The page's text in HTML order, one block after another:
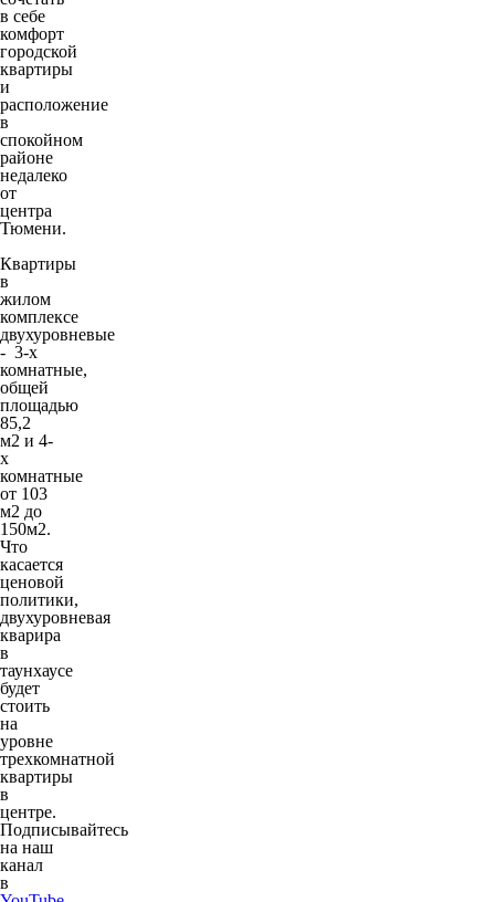
в себе
комфорт
городской
квартиры
и
расположение
в
спокойном
районе
недалеко
от
центра
Тюмени.
Квартиры
в
жилом
комплексе
двухуровневые
- 3-х
комнатные,
общей
площадью
85,2
м2 и 4-
х
комнатные
от 103
м2 до
150м2.
Что
касается
ценовой
политики,
двухуровневая
кварира
в
таунхаусе
будет
стоить
на
уровне
трехкомнатной
квартиры
в
центре.
Подписывайтесь
на наш
канал
в